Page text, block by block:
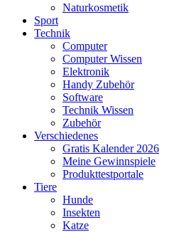
Naturkosmetik
Sport
Technik
Computer
Computer Wissen
Elektronik
Handy Zubehör
Software
Technik Wissen
Zubehör
Verschiedenes
Gratis Kalender 2026
Meine Gewinnspiele
Produkttestportale
Tiere
Hunde
Insekten
Katze